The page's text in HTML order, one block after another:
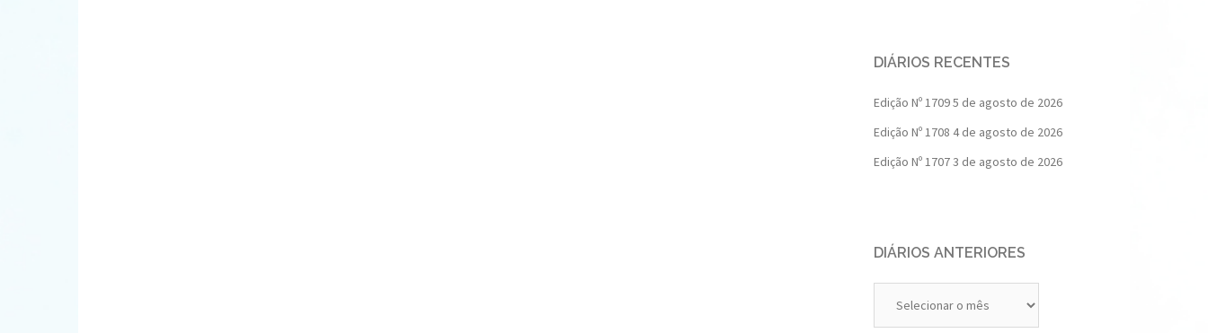
DIÁRIOS RECENTES
Edição Nº 17095 de agosto de 2026
Edição Nº 1708 4 de agosto de 2026
Edição Nº 17073 de agosto de 2026
DIÁRIOS ANTERIORES
Anteriores